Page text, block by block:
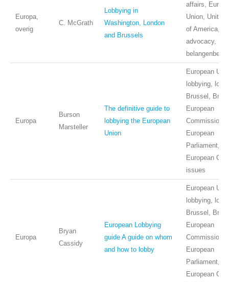
Europa,
overig
C. McGrath
Lobbying in
Washington, London
and Brussels
affairs,
Union, United
of America,
advocacy,
Europa
Burson
Marsteller
The definitive guide to
lobbying the European
Union
European
lobbying,
Brussel,
European
Commission,
European
Parliament,
European
issues
Europa
Bryan
Cassidy
European Lobbying
guide A guide on whom
and how to lobby
European
lobbying,
Brussel,
European
Commission,
European
Parliament,
European